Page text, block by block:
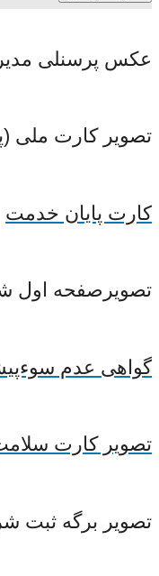
عکس پرسنلی
تصویر کارت ملی
کارت پایان خدمت
تصویرصفحه اول
گواهی عدم
تصویر کارت
تصویر برگه ثبت